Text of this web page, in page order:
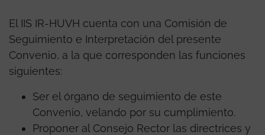
El IIS IR-HUVH cuenta con una Comisión de
Seguimiento e Interpretación del presente
Convenio, a la que corresponden las funciones
siguientes:
Ser el órgano de seguimiento de este
Convenio, velando por su cumplimiento.
Proponer al Consejo Rector las directrices y